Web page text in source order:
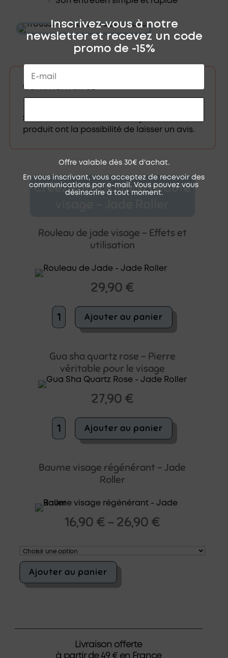
Commentaires
Seuls les clients connectés ayant acheté ce
produit ont la possibilité de laisser un avis.
Créez votre routine beauté
Rouleau de jade visage – Effets et
utilisation
29,90 €
quantité
de
visage
Effets
Ajouter au panier
Gua sha quartz rose – Pierre
véritable pour le visage
27,90 €
quantité
de
rose
véritable
Ajouter au panier
Baume visage régénérant – Jade
Roller
16,90 € –26,90 €
Ajouter au panier
Livraison offerte
à partir de 49 € en France
Inscrivez-vous à notre
newsletter et recevez un code
promo de -15%
Offre valable dès 30€ d'achat.
En vous inscrivant, vous acceptez de recevoir des
communications par e-mail. Vous pouvez vous
désinscrire à tout moment.